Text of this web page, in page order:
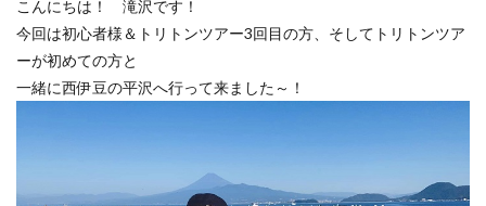
こんにちは！ 滝沢です！
今回は初心者様＆トリトンツアー3回目の方、そしてトリトンツア
ーが初めての方と
一緒に西伊豆の平沢へ行って来ました～！